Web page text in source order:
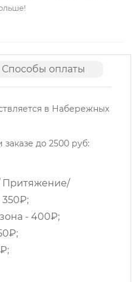
Способы оплаты
в Набережных
до 2500 руб:
Притяжение/
- 400₽;